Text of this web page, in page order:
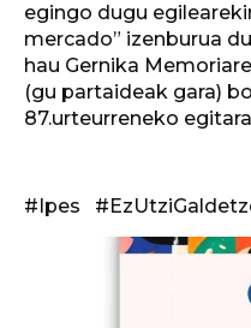
egingo dugu
mercado” izenburua
hau Gernika
(gu partaideak gara)
87.urteurreneko
#Ipes